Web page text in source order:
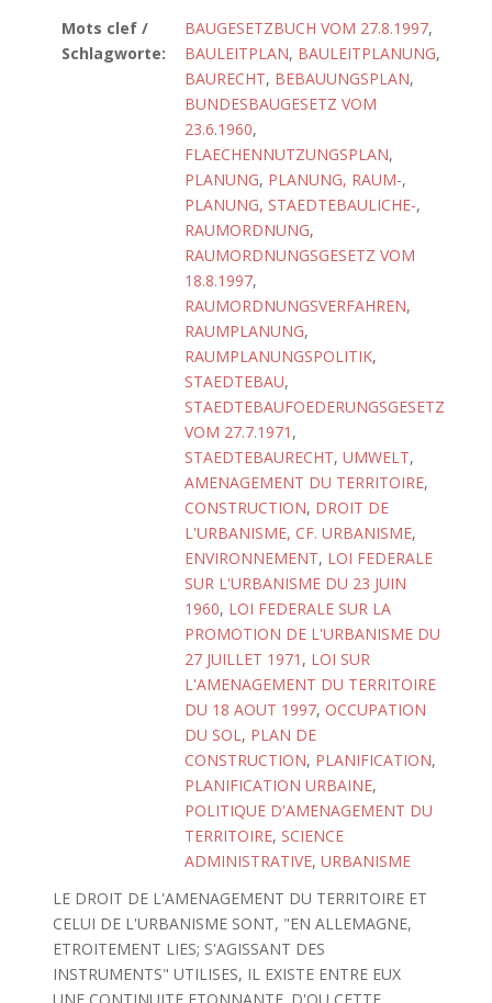
Mots clef /
Schlagworte:
BAUGESETZBUCH VOM 27.8.1997,
BAULEITPLAN, BAULEITPLANUNG,
BAURECHT, BEBAUUNGSPLAN,
BUNDESBAUGESETZ VOM
23.6.1960,
FLAECHENNUTZUNGSPLAN,
PLANUNG, PLANUNG, RAUM-,
PLANUNG, STAEDTEBAULICHE-,
RAUMORDNUNG,
RAUMORDNUNGSGESETZ VOM
18.8.1997,
RAUMORDNUNGSVERFAHREN,
RAUMPLANUNG,
RAUMPLANUNGSPOLITIK,
STAEDTEBAU,
STAEDTEBAUFOEDERUNGSGESETZ
VOM 27.7.1971 ,
STAEDTEBAURECHT, UMWELT,
AMENAGEMENT DU TERRITOIRE,
CONSTRUCTION, DROIT DE
L'URBANISME, CF. URBANISME,
ENVIRONNEMENT, LOI FEDERALE
SUR L'URBANISME DU 23 JUIN
1960, LOI FEDERALE SUR LA
PROMOTION DE L'URBANISME DU
27 JUILLET 1971 , LOI SUR
L'AMENAGEMENT DU TERRITOIRE
DU 18 AOUT 1997, OCCUPATION
DU SOL, PLAN DE
CONSTRUCTION, PLANIFICATION,
PLANIFICATION URBAINE,
POLITIQUE D'AMENAGEMENT DU
TERRITOIRE, SCIENCE
ADMINISTRATIVE, URBANISME
LE DROIT DE L'AMENAGEMENT DU TERRITOIRE ET
CELUI DE L'URBANISME SONT, "EN ALLEMAGNE,
ETROITEMENT LIES; S'AGISSANT DES
INSTRUMENTS" UTILISES, IL EXISTE ENTRE EUX